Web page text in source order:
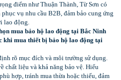
điểm như Thuận Thành, Từ Sơn có
vụ nhu cầu B2B, đảm bảo cung ứng
lao động.
mua bảo hộ lao động tại Bắc Ninh
khi mua thiết bị bảo hộ lao động tại
rõ mục đích và môi trường sử dụng.
chất liệu và khả năng bảo vệ. Hiểu
hợp, tránh mua thừa hoặc thiếu, đảm